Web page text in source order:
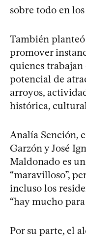
sobre todo en
También
promover
quienes trabajan
potencial de
arroyos,
histórica,
Analía Sención,
Garzón y José
Maldonado es
“maravilloso”,
incluso los
“hay mucho
Por su parte, el